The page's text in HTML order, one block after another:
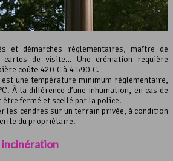
et démarches réglementaires, maître de
cartes de visite… Une crémation requière
coûte 420 € à 4 590 €.
une température minimum réglementaire,
À la différence d’une inhumation, en cas de
fermé et scellé par la police.
les cendres sur un terrain privée, à condition
du propriétaire.
incinération